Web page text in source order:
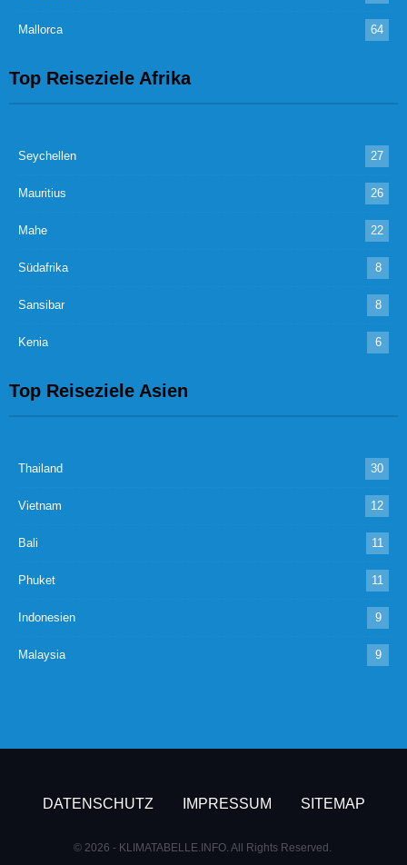
Mallorca 64
Top Reiseziele Afrika
Seychellen 27
Mauritius 26
Mahe 22
Südafrika 8
Sansibar 8
Kenia 6
Top Reiseziele Asien
Thailand 30
Vietnam 12
Bali 11
Phuket 11
Indonesien 9
Malaysia 9
DATENSCHUTZ IMPRESSUM SITEMAP
© 2026 - KLIMATABELLE.INFO. All Rights Reserved.